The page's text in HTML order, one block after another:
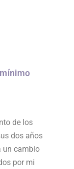
de los
dos años
un cambio
por mi